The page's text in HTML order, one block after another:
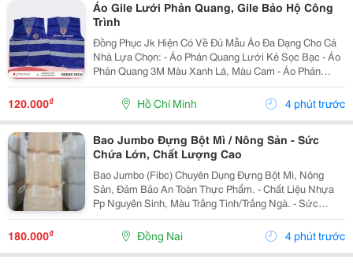
Áo Gile Lưới Phản Quang, Gile Bảo Hộ Công
Trình
Đồng Phục Jk Hiện Có Về Đủ Mẫu Áo Đa Dạng Cho Cả
Nhà Lựa Chọn: - Áo Phản Quang Lưới Kẻ Sọc Bạc - Áo
Phản Quang 3M Màu Xanh Lá, Màu Cam - Áo Phản
Quang Lưới May Thun Sườn - Áo Gile Túi Hộp 4 Túi , 6
Túi - Áo Ghile In Logo.... - Quần Áo Bảo...
120.000₫ Hồ Chí Minh 4 phút trước
Bao Jumbo Đựng Bột Mì / Nông Sản - Sức
Chứa Lớn, Chất Lượng Cao
Bao Jumbo (Fibc) Chuyên Dụng Đựng Bột Mì, Nông
Sản, Đảm Bảo An Toàn Thực Phẩm. - Chất Liệu Nhựa
Pp Nguyên Sinh, Màu Trắng Tinh/Trắng Ngà. - Sức
Chứa Từ 500Kg Đến 1500Kg. - Chống Ẩm, Chống Rò Rỉ
Hiệu Quả. - Có Ống Nạp, Ống Xả Tiện Lợi. - Đai...
180.000₫ Đồng Nai 4 phút trước